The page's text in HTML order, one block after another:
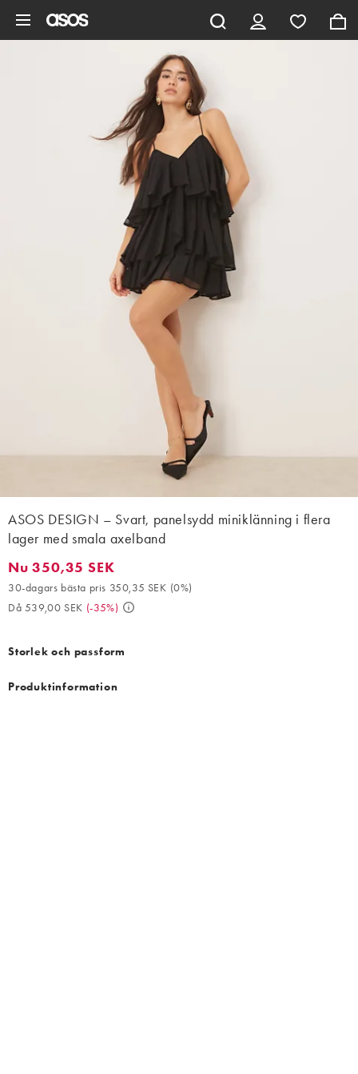
ASOS DESIGN – Svart, panelsydd miniklänning i flera
lager med smala axelband
Nu 350,35 SEK. 30-dagars bästa pris 350,35 SEK (0%). Då
Nu 350,35 SEK
30-dagars bästa pris 350,35 SEK (0%)
Då 539,00 SEK (-35%)
Storlek och passform
Produktinformation